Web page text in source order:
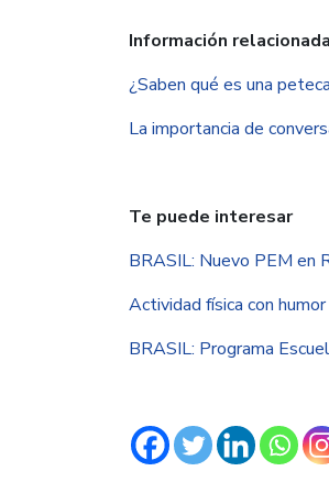
Información relacionada
¿Saben qué es una
La importancia de
Te puede interesar
BRASIL: Nuevo PEM en
Actividad física con
BRASIL: Programa